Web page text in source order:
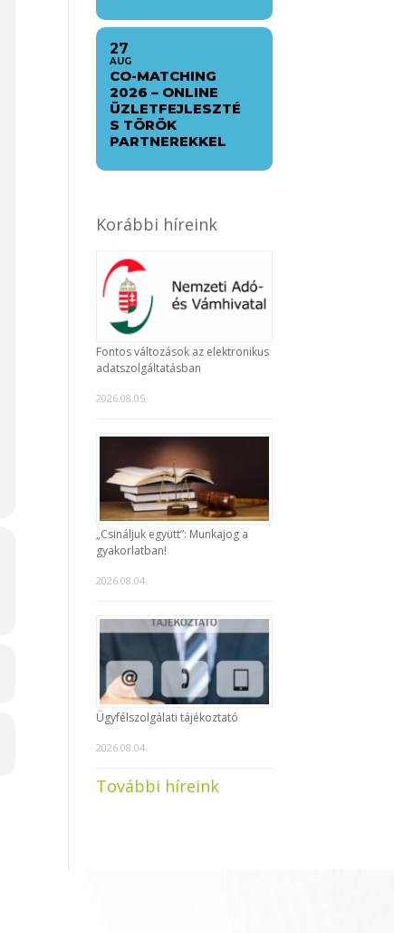
27
AUG
CO-MATCHING
2026 – ONLINE
ÜZLETFEJLESZTÉ
S TÖRÖK
PARTNEREKKEL
Korábbi híreink
Fontos változások az elektronikus
adatszolgáltatásban
2026.08.05.
„Csináljuk együtt”: Munkajog a
gyakorlatban!
2026.08.04.
Ügyfélszolgálati tájékoztató
2026.08.04.
További híreink